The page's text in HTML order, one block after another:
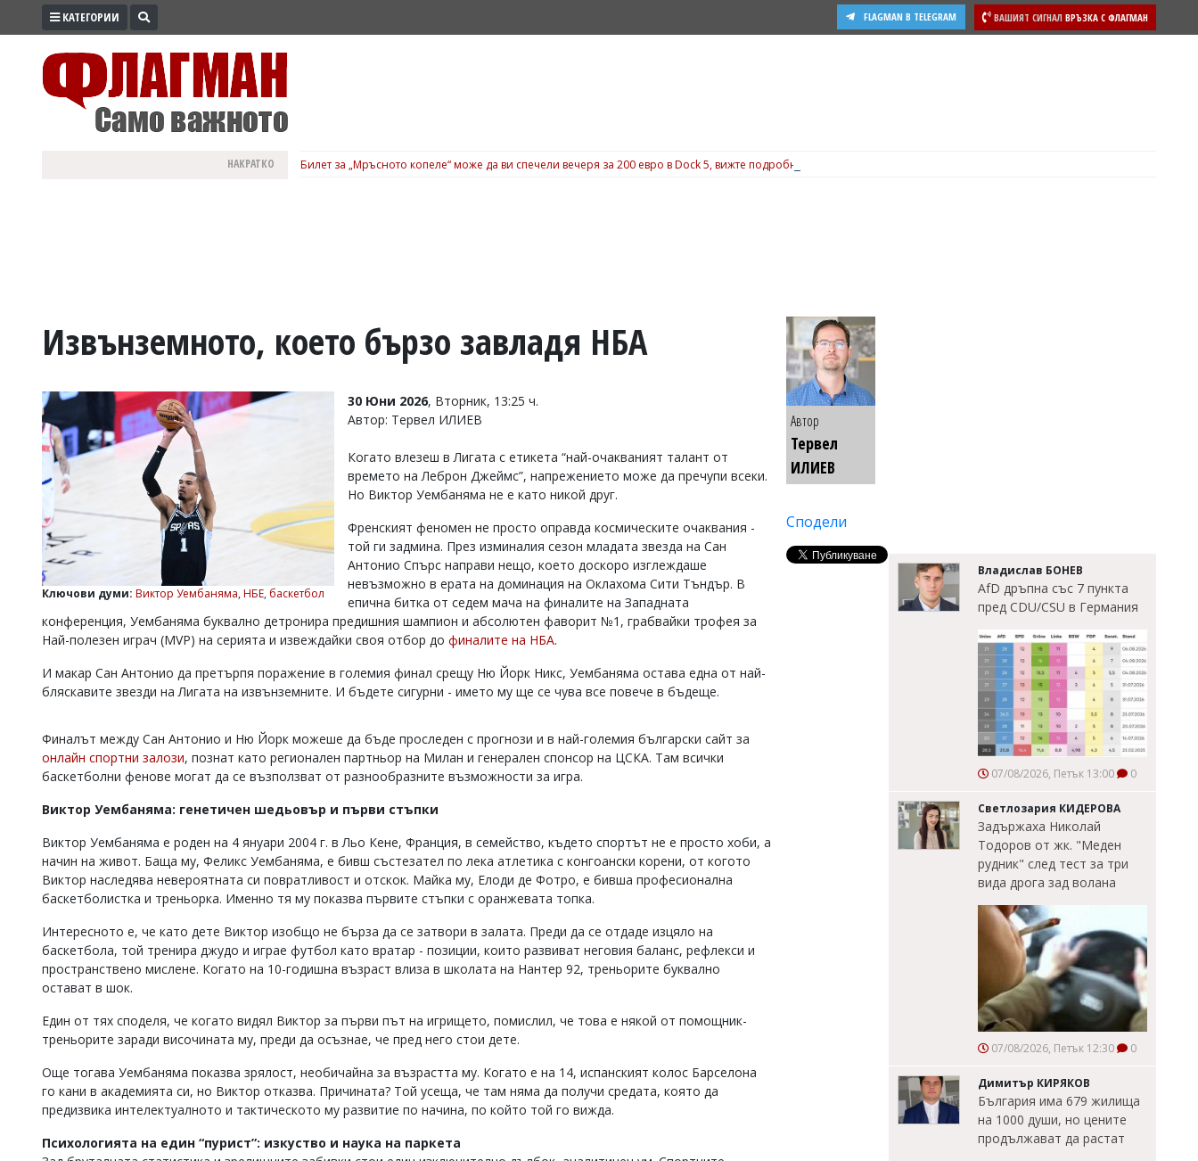
ПРОМО
ВОЙНАТА
УКРАЙНА
СПОРТ
РАЗСЛЕДВАНЕ
БИЗНЕС
Управители:
Веселин
Василев,
v.vasilev@flagman.bg
k.kassabova@flagman.bg
office@flagman.bg
Коментарите
статиите
въвеждат
редакцията
отговорност
обиден
коментар,
сигнализирайте
КАТЕГОРИИ ВАШИЯТ СИГНАЛ ВРЪЗКА С ФЛАГМАН
FLAGMAN В TELEGRAM
НАКРАТКО Билет за „Мръсното копеле“ може да ви спечели вечеря за 200 евро в Dock 5, вижте подробности
Извънземното, което бързо завладя НБА
Ключови думи: Виктор Уембаняма, НБЕ, баскетбол
30 Юни 2026, Вторник, 13:25 ч.
Автор: Тервел ИЛИЕВ
Когато влезеш в Лигата с етикета “най-очакваният талант от
времето на Леброн Джеймс”, напрежението може да пречупи всеки.
Но Виктор Уембаняма не е като никой друг.
Френският феномен не просто оправда космическите очаквания -
той ги задмина. През изминалия сезон младата звезда на Сан
Антонио Спърс направи нещо, което доскоро изглеждаше
невъзможно в ерата на доминация на Оклахома Сити Тъндър. В
епична битка от седем мача на финалите на Западната
конференция, Уембаняма буквално детронира предишния шампион и абсолютен фаворит №1, грабвайки трофея за
Най-полезен играч (MVP) на серията и извеждайки своя отбор до финалите на НБА.
И макар Сан Антонио да претърпя поражение в големия финал срещу Ню Йорк Никс, Уембаняма остава една от най-
бляскавите звезди на Лигата на извънземните. И бъдете сигурни - името му ще се чува все повече в бъдеще.
Финалът между Сан Антонио и Ню Йорк можеше да бъде проследен с прогнози и в най-големия български сайт за
онлайн спортни залози, познат като регионален партньор на Милан и генерален спонсор на ЦСКА. Там всички
баскетболни фенове могат да се възползват от разнообразните възможности за игра.
Виктор Уембаняма: генетичен шедьовър и първи стъпки
Виктор Уембаняма е роден на 4 януари 2004 г. в Льо Кене, Франция, в семейство, където спортът не е просто хоби, а
начин на живот. Баща му, Феликс Уембаняма, е бивш състезател по лека атлетика с конгоански корени, от когото
Виктор наследява невероятната си повратливост и отскок. Майка му, Елоди де Фотро, е бивша професионална
баскетболистка и треньорка. Именно тя му показва първите стъпки с оранжевата топка.
Интересното е, че като дете Виктор изобщо не бърза да се затвори в залата. Преди да се отдаде изцяло на
баскетбола, той тренира джудо и играе футбол като вратар - позиции, които развиват неговия баланс, рефлекси и
пространствено мислене. Когато на 10-годишна възраст влиза в школата на Нантер 92, треньорите буквално
остават в шок.
Един от тях споделя, че когато видял Виктор за първи път на игрището, помислил, че това е някой от помощник-
треньорите заради височината му, преди да осъзнае, че пред него стои дете.
Още тогава Уембаняма показва зрялост, необичайна за възрастта му. Когато е на 14, испанският колос Барселона
го кани в академията си, но Виктор отказва. Причината? Той усеща, че там няма да получи средата, която да
предизвика интелектуалното и тактическото му развитие по начина, по който той го вижда.
Психологията на един “пурист”: изкуство и наука на паркета
Автор
Тервел
ИЛИЕВ
Сподели
Владислав БОНЕВ
AfD дръпна със 7 пункта
пред CDU/CSU в Германия
07/08/2026, Петък 13:00 0
Светлозария КИДЕРОВА
Задържаха Николай
Тодоров от жк. "Меден
рудник" след тест за три
вида дрога зад волана
07/08/2026, Петък 12:30 0
Димитър КИРЯКОВ
България има 679 жилища
на 1000 души, но цените
продължават да растат